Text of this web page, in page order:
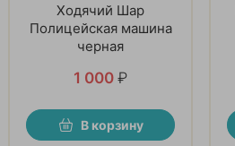
Ходячий Шар
Полицейская машина
черная
1 000 ₽
В корзину